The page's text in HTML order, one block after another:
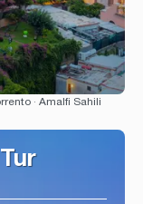
· Amalfi Sahili